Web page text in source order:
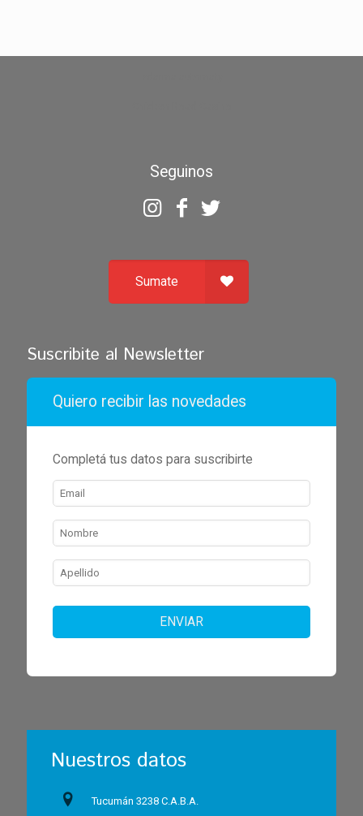
Seguinos
Sumate
Suscribite al Newsletter
Quiero recibir las novedades
Completá tus datos para suscribirte
ENVIAR
Nuestros datos
Tucumán 3238 C.A.B.A.